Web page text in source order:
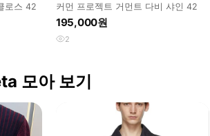
쉬 클로스 42
커먼 프로젝트 거먼트 다비 샤인 42
195,000원
2
모아 보기